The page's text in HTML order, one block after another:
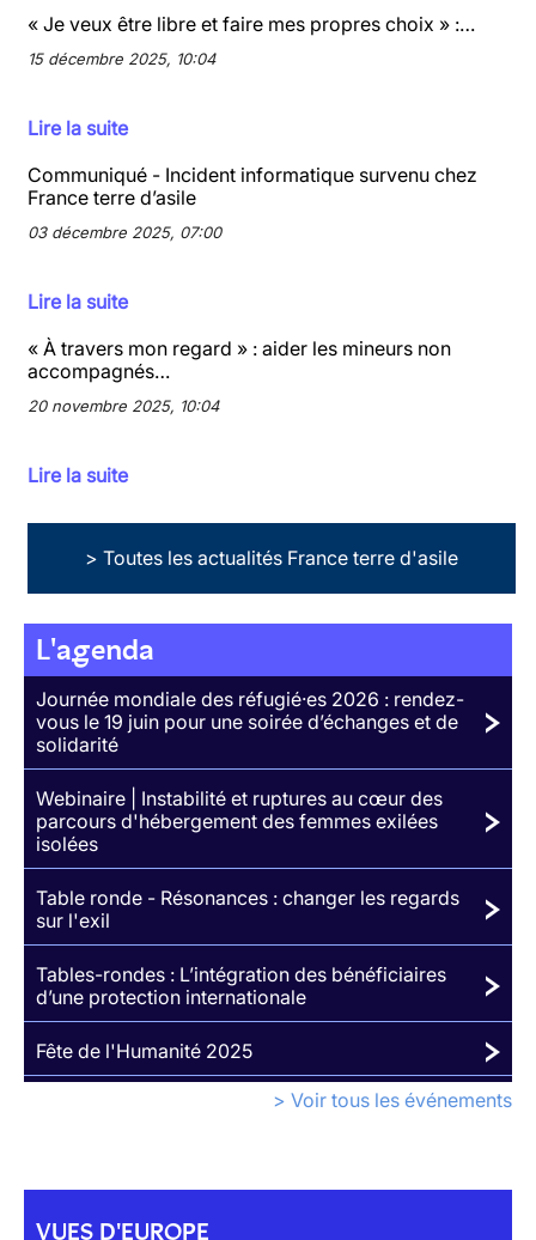
« Je veux être libre et faire mes propres choix » :…
15 décembre 2025, 10:04
Lire la suite
Communiqué - Incident informatique survenu chez
France terre d’asile
03 décembre 2025, 07:00
Lire la suite
« À travers mon regard » : aider les mineurs non
accompagnés…
20 novembre 2025, 10:04
Lire la suite
> Toutes les actualités France terre d'asile
L'agenda
Journée mondiale des réfugié·es 2026 : rendez-
vous le 19 juin pour une soirée d’échanges et de
solidarité
Webinaire | Instabilité et ruptures au cœur des
parcours d'hébergement des femmes exilées
isolées
Table ronde - Résonances : changer les regards
sur l'exil
Tables-rondes : L’intégration des bénéficiaires
d’une protection internationale
Fête de l'Humanité 2025
> Voir tous les événements
VUES D'EUROPE